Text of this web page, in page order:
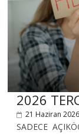
2026
21 Haziran 2026
SADECE